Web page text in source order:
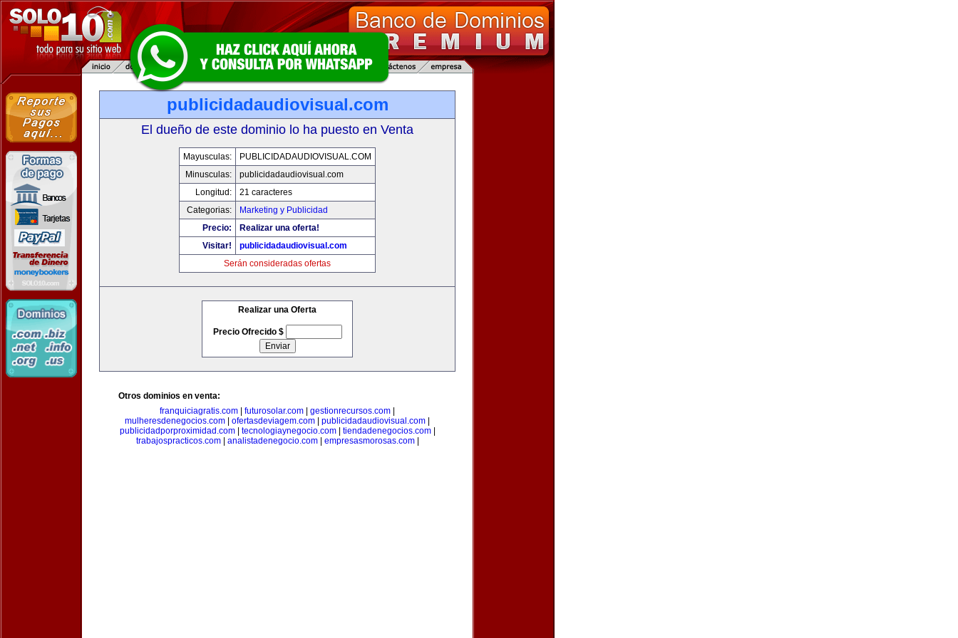
publicidadaudiovisual.com
El dueño de este dominio lo ha puesto en Venta
Mayusculas:
PUBLICIDADAUDIOVISUAL.COM
Minusculas:
publicidadaudiovisual.com
Longitud:
21 caracteres
Categorias:
Marketing y Publicidad
Precio:
Realizar una oferta!
Visitar!
publicidadaudiovisual.com
Serán consideradas ofertas
Realizar una Oferta
Precio Ofrecido $
Otros dominios en venta:
franquiciagratis.com
futurosolar.com gestionrecursos.com
mulheresdenegocios.com
ofertasdeviagem.com publicidadaudiovisual.com
publicidadporproximidad.com| tecnologiaynegocio.com| tiendadenegocios.com|
trabajospracticos.com| analistadenegocio.com| empresasmorosas.com|